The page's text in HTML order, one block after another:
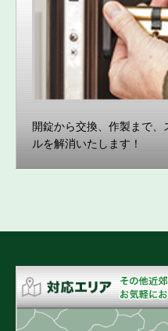
開錠から交換、作製まで
ルを解消いたします！